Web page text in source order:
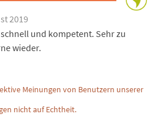
2019
und kompetent. Sehr zu
wieder.
Meinungen von Benutzern unserer
nicht auf Echtheit.